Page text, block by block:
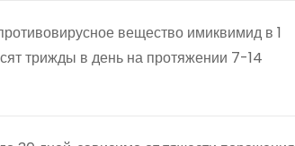
вещество имиквимид в 1
трижды в день на протяжении 7-14